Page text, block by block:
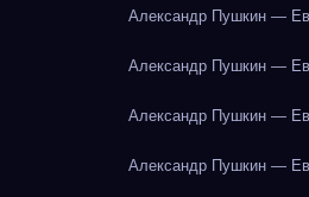
Александр Пушкин —
Александр Пушкин —
Александр Пушкин —
Александр Пушкин —